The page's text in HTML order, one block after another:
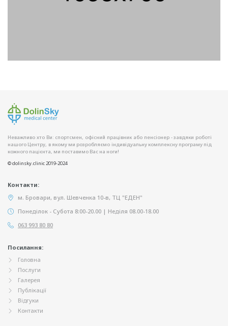
Неважливо хто Ви: спортсмен, офісний працівник або пенсіонер - завдяки роботі
нашого Центру, в якому ми розробляємо індивідуальну комплексну програму під
кожного пацієнта, ми поставимо Вас на ноги!
© dolinsky.clinic 2019-2024
Контакти:
м. Бровари, вул. Шевченка 10-в, ТЦ "ЕДЕН"
Понеділок - Субота 8:00-20.00 | Неділя 08.00-18.00
063 993 80 80
Посилання:
Головна
Послуги
Галерея
Публікації
Відгуки
Контакти